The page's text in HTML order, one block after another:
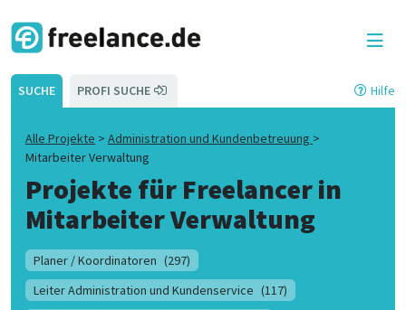
SUCHE PROFI SUCHE Hilfe
Alle Projekte > Administration und Kundenbetreuung >
Mitarbeiter Verwaltung
Projekte für Freelancer in
Mitarbeiter Verwaltung
Planer / Koordinatoren (297)
Leiter Administration und Kundenservice (117)